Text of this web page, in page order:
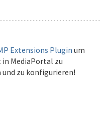
Extensions Plugin um
in MediaPortal zu
zu konfigurieren!